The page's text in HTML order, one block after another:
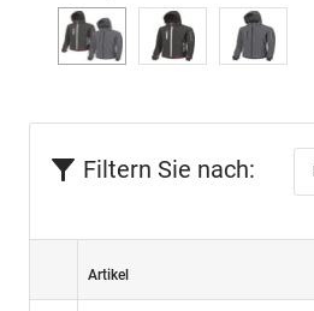
Filtern Sie nach:
Artikel